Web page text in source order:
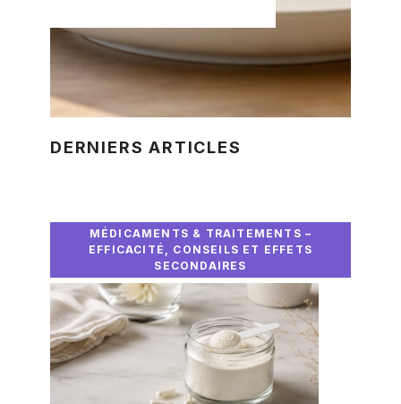
DERNIERS ARTICLES
MÉDICAMENTS & TRAITEMENTS –
EFFICACITÉ, CONSEILS ET EFFETS
SECONDAIRES